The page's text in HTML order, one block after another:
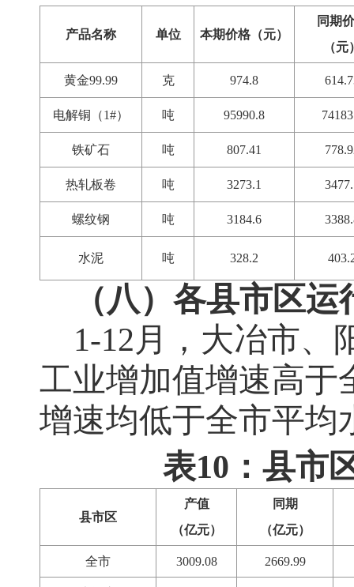
产品名称 单位 本期价格（元）
同期
（元
黄金99.99 克 974.8
电解铜（1#） 吨 95990.8
铁矿石 吨 807.41
热轧板卷 吨 3273.1
螺纹钢 吨 3184.6
水泥 吨 328.2
（八）各县市区运
1-12 月，大冶市、
工业增加值增速高于
增速均低于全市平均
表10：县市
县市区
产值
（亿元）
同期
（亿元）
全市 3009.08 2669.99